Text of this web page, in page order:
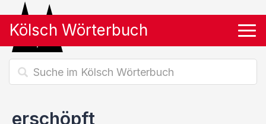
Kölsch Wörterbuch
erschöpft